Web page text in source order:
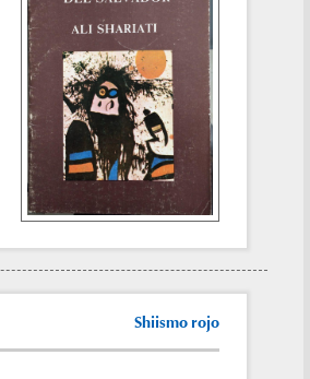
Shiismo rojo